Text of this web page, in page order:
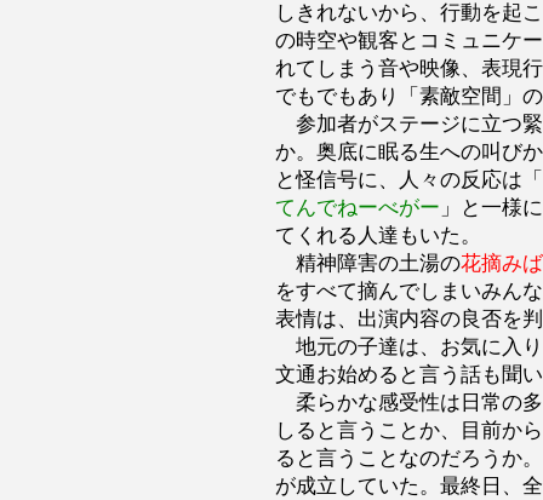
しきれないから、行動を起
の時空や観客とコミュニケ
れてしまう音や映像、表現
でもでもあり「素敵空間」
参加者がステージに立つ
か。奥底に眠る生への叫び
と怪信号に、人々の反応は
てんでねーべがー 」と一様
てくれる人達もいた。
精神障害の土湯の花摘み
をすべて摘んでしまいみん
表情は、出演内容の良否を
地元の子達は、お気に入
文通お始めると言う話も聞
柔らかな感受性は日常の
しると言うことか、目前か
ると言うことなのだろうか
が成立していた。最終日、